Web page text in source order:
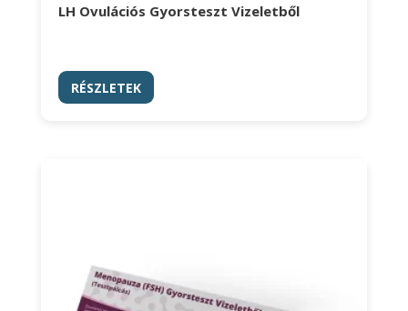
LH Ovulációs Gyorsteszt Vizeletből
RÉSZLETEK